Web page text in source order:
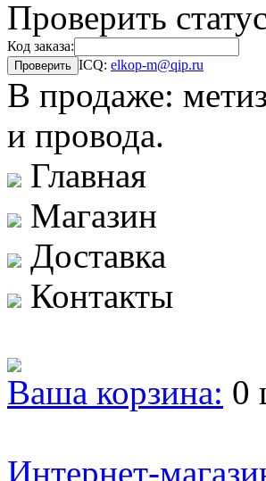
Проверить
Код заказа:
ICQ: elkop-m@qip.ru
В продаже:
и провода.
Главная
Магазин
Доставка
Контакты
Ваша корзина: 0
Интернет-